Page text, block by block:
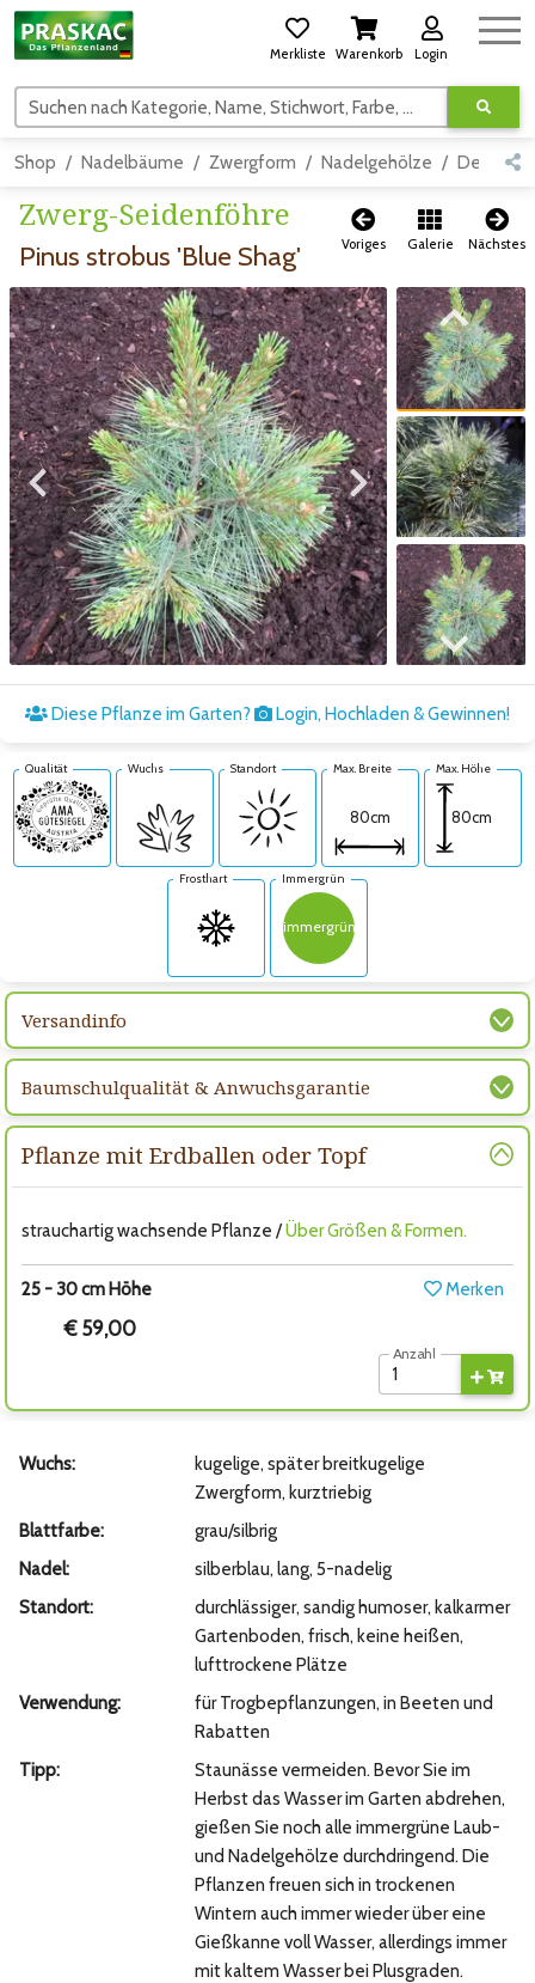
Merkliste Warenkorb Login
Suchen nach Kategorie, Name, Stichwort, Farbe, usw.
Shop Nadelbäume Zwergform Nadelgehölze Detail
Zwerg-Seidenföhre
Pinus strobus 'Blue Shag' Voriges Galerie Nächstes
Zum vorigen Bild Zum nächsten Bild
Zum vorigen Bild
Zum nächsten Bild
Diese Pflanze im Garten? Login, Hochladen & Gewinnen!
Qualität Wuchs Standort Max. Breite
80cm
Max. Höhe
80cm
Frosthart Immergrün
immergrün
Versandinfo
Baumschulqualität & Anwuchsgarantie
Pflanze mit Erdballen oder Topf
strauchartig wachsende Pflanze /Über Größen & Formen.
25 - 30 cm Höhe Merken
€ 59,00
Anzahl
Wuchs:
kugelige, später breitkugelige
Zwergform, kurztriebig
Blattfarbe:
grau/silbrig
Nadel:
silberblau, lang, 5-nadelig
Standort:
durchlässiger, sandig humoser, kalkarmer
Gartenboden, frisch, keine heißen,
lufttrockene Plätze
Verwendung:
für Trogbepflanzungen, in Beeten und
Rabatten
Tipp:
Staunässe vermeiden. Bevor Sie im
Herbst das Wasser im Garten abdrehen,
gießen Sie noch alle immergrüne Laub-
und Nadelgehölze durchdringend. Die
Pflanzen freuen sich in trockenen
Wintern auch immer wieder über eine
Gießkanne voll Wasser, allerdings immer
mit kaltem Wasser bei Plusgraden.